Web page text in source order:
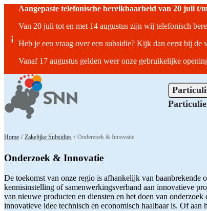
Aangepaste telefonische bereikbaarheid van 20 juli t/
Van 20 juli tot en met 14 augustus zijn wij telefonisch
Heb je een vraag over een subsidie? Kijk dan eerst bij de
Vanaf 17 augustus gelden weer onze gebruikelijke
Home / Zakelijke Subsidies / Onderzoek & Innovatie
Onderzoek & Innovatie
De toekomst van onze regio is afhankelijk van
kennisinstelling of samenwerkingsverband aan innovatieve
van nieuwe producten en diensten en het doen van
innovatieve idee technisch en economisch haalbaar is. Of